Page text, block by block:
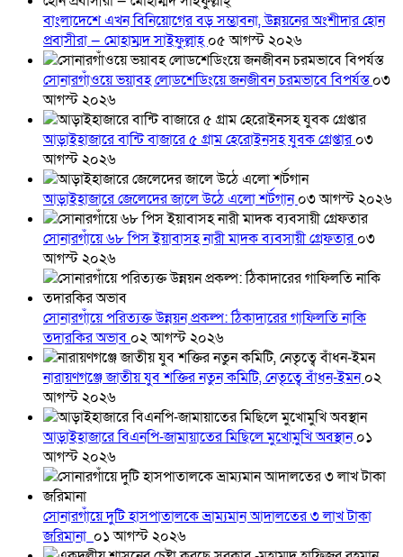
বাংলাদেশে এখন বিনিয়োগের বড় সম্ভাবনা, উন্নয়নের অংশীদার হোন
প্রবাসীরা — মোহাম্মদ সাইফুল্লাহ্০৫ আগস্ট ২০২৬
সোনারগাঁওয়ে ভয়াবহ লোডশেডিংয়ে জনজীবন চরমভাবে বিপর্যস্ত০৩
আগস্ট ২০২৬
আড়াইহাজারে বান্টি বাজারে ৫ গ্রাম হেরোইনসহ যুবক গ্রেপ্তার০৩
আগস্ট ২০২৬
আড়াইহাজারে জেলেদের জালে উঠে এলো শর্টগান০৩ আগস্ট ২০২৬
সোনারগাঁয়ে ৬৮ পিস ইয়াবাসহ নারী মাদক ব্যবসায়ী গ্রেফতার০৩
আগস্ট ২০২৬
সোনারগাঁয়ে পরিত্যক্ত উন্নয়ন প্রকল্প: ঠিকাদারের গাফিলতি নাকি
তদারকির অভাব ০২ আগস্ট ২০২৬
নারায়ণগঞ্জে জাতীয় যুব শক্তির নতুন কমিটি, নেতৃত্বে বাঁধন-ইমন০২
আগস্ট ২০২৬
আড়াইহাজারে বিএনপি-জামায়াতের মিছিলে মুখোমুখি অবস্থান০১
আগস্ট ২০২৬
সোনারগাঁয়ে দুটি হাসপাতালকে ভ্রাম্যমান আদালতের ৩ লাখ টাকা
জরিমানা ০১ আগস্ট ২০২৬